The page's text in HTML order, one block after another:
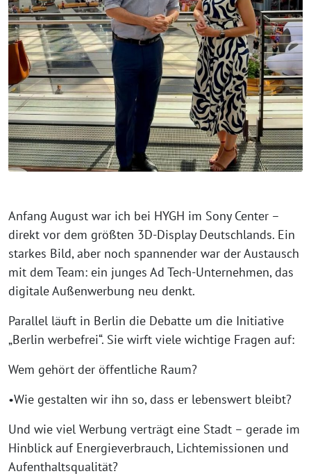
⁨Anfang August war ich bei HYGH im Sony Center –
direkt vor dem größten 3D-Display Deutschlands. Ein
starkes Bild, aber noch spannender war der Austausch
mit dem Team: ein junges Ad Tech-Unternehmen, das
digitale Außenwerbung neu denkt.
Parallel läuft in Berlin die Debatte um die Initiative
„Berlin werbefrei“. Sie wirft viele wichtige Fragen auf:
Wem gehört der öffentliche Raum?
•Wie gestalten wir ihn so, dass er lebenswert bleibt?
Und wie viel Werbung verträgt eine Stadt – gerade im
Hinblick auf Energieverbrauch, Lichtemissionen und
Aufenthaltsqualität?